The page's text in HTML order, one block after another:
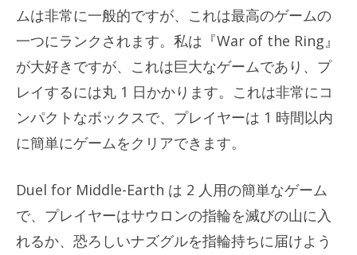
ムは非常に一般的ですが、これは最高のゲームの
一つにランクされます。私は『War of the Ring』
が大好きですが、これは巨大なゲームであり、プ
レイするには丸 1 日かかります。これは非常にコ
ンパクトなボックスで、プレイヤーは 1 時間以内
に簡単にゲームをクリアできます。
Duel for Middle-Earth は 2 人用の簡単なゲーム
で、プレイヤーはサウロンの指輪を滅びの山に入
れるか、恐ろしいナズグルを指輪持ちに届けよう